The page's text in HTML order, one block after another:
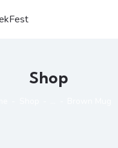
Shop